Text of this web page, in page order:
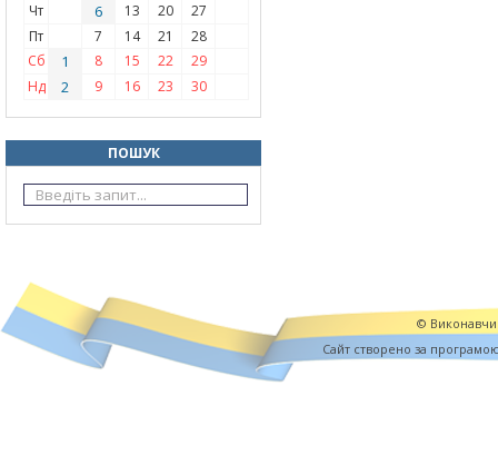
Чт
6 13 20
27
Пт
7 14 21
28
Сб
1 8 15 22
29
Нд
2 9 16 23 30
ПОШУК
©
Cайт створено за